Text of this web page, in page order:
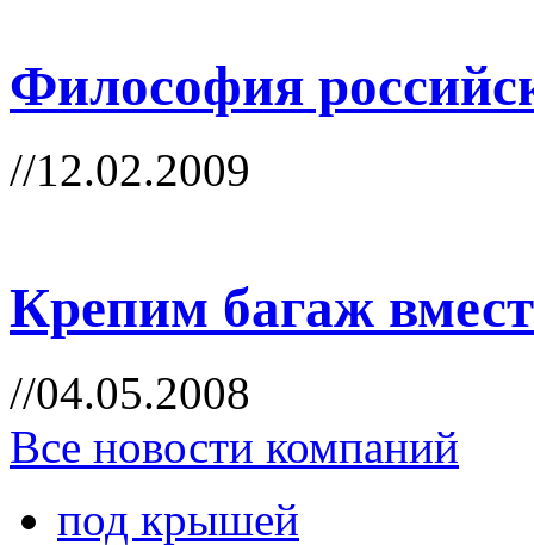
Философия
//12.02.2009
Крепим багаж
//04.05.2008
Все новости компаний
под крышей